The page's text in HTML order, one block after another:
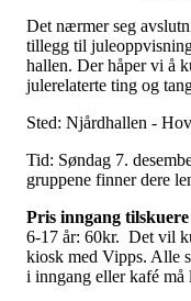
Det nærmer seg
tillegg til
hallen. Der håper vi å
julerelaterte ting og
Sted: Njårdhallen -
Tid: Søndag 7.
gruppene finner dere
Pris inngang
6-17 år: 60kr. Det vil
kiosk med Vipps. Alle
i inngang eller kafé må